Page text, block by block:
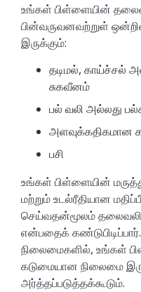
உங்கள் பிள்ளையின்
பின்வருவனவற்றுள்
இருக்கும்:
தடிமல், காய்ச்சல்
சுகவீனம்
பல் வலி அல்லது
அளவுக்கதிகமான
பசி
உங்கள் பிள்ளையின்
மற்றும் உடல்ரீதியான
செய்வதன்மூலம்
என்பதைக்
நிலைமைகளில், உங்கள்
கடுமையான நிலைமை
அர்த்தப்படுத்தக்கூடும்.